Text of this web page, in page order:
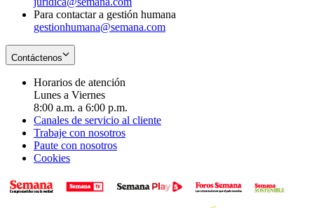
Para contactar a gestión humana
gestionhumana@semana.com
Contáctenos
Horarios de atención
Lunes a Viernes
8:00 a.m. a 6:00 p.m.
Canales de servicio al cliente
Trabaje con nosotros
Paute con nosotros
Cookies